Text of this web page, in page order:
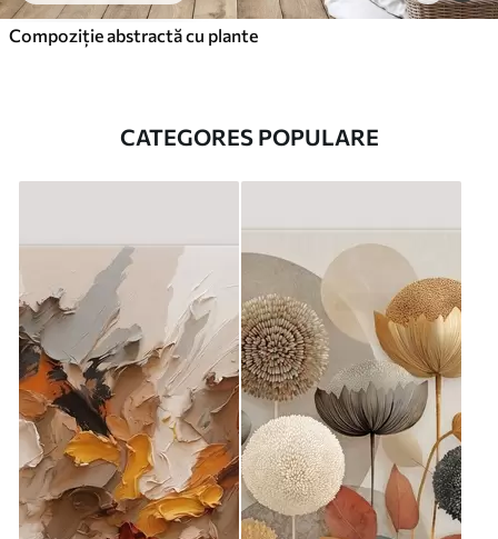
Compoziție abstractă cu plante
CATEGORES POPULARE